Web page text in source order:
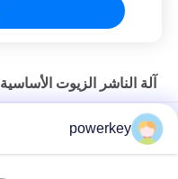
آلة الناشر الزيوت الأساسية
2019 حل الرائحة ضرورية شهادة ROHS
وظيفة WIFI APP أداة نشر الزيوت الأساسية
powerkey